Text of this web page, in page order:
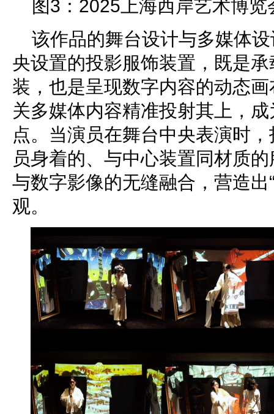
图3：2025上海西岸艺术博
该作品的舞台设计与多媒体
央设置的投影服饰装置，既是
装，也是呈现数字内容的动态
关多媒体内容精准投射其上，
点。当演员在舞台中央表演时
员身着的、与中心装置同材质
与数字影像的无缝融合，营造出
观。